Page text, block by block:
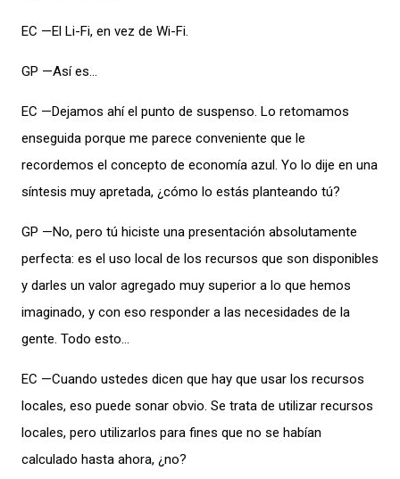
EC —El Li-Fi, en vez de Wi-Fi.
GP —Así es…
EC —Dejamos ahí el punto de suspenso. Lo retomamos
enseguida porque me parece conveniente que le
recordemos el concepto de economía azul. Yo lo dije en una
síntesis muy apretada, ¿cómo lo estás planteando tú?
GP —No, pero tú hiciste una presentación absolutamente
perfecta: es el uso local de los recursos que son disponibles
y darles un valor agregado muy superior a lo que hemos
imaginado, y con eso responder a las necesidades de la
gente. Todo esto…
EC —Cuando ustedes dicen que hay que usar los recursos
locales, eso puede sonar obvio. Se trata de utilizar recursos
locales, pero utilizarlos para fines que no se habían
calculado hasta ahora, ¿no?